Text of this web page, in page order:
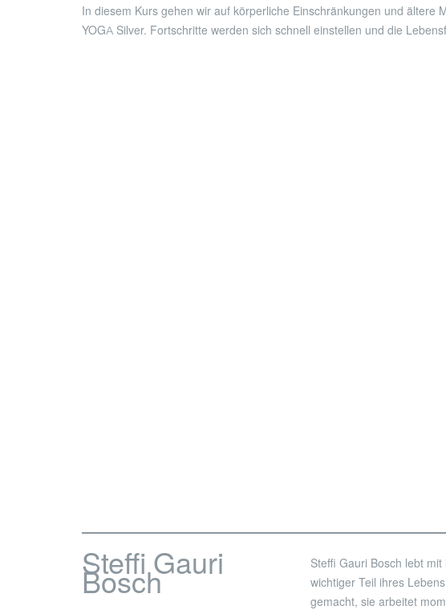
In diesem Kurs gehen wir auf körperliche Einschränkungen und
YOGA Silver. Fortschritte werden sich schnell einstellen und die
Steffi Gauri
Bosch
Steffi Gauri Bosch lebt
wichtiger Teil ihres
gemacht, sie arbeitet